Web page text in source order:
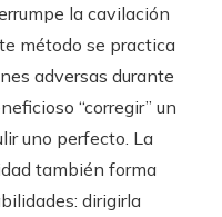
la cavilación
método se practica
adversas durante
“corregir” un
uno perfecto. La
también forma
dirigirla